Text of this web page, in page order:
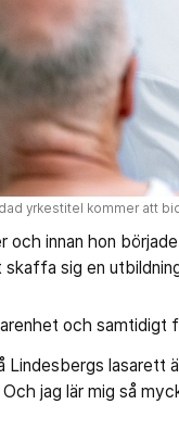
yrkestitel kommer att
och innan hon
skaffa sig en
och samtidigt
Lindesbergs
jag lär mig så